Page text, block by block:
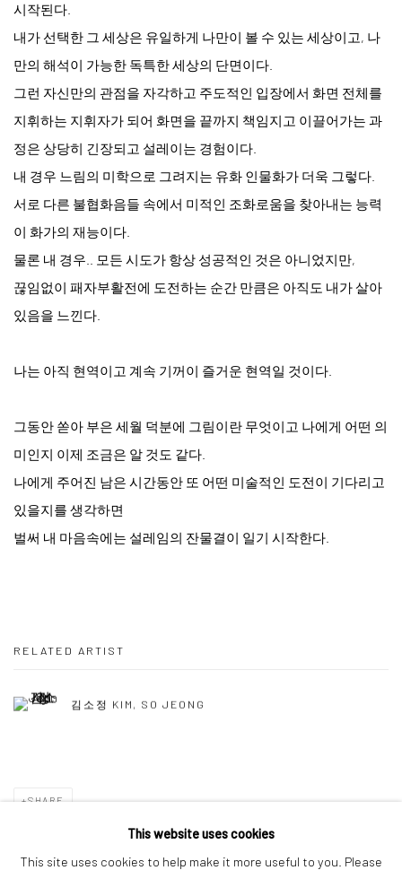
시작된다.
내가 선택한 그 세상은 유일하게 나만이 볼 수 있는 세상이고, 나
만의 해석이 가능한 독특한 세상의 단면이다.
그런 자신만의 관점을 자각하고 주도적인 입장에서 화면 전체를
지휘하는 지휘자가 되어 화면을 끝까지 책임지고 이끌어가는 과
정은 상당히 긴장되고 설레이는 경험이다.
내 경우 느림의 미학으로 그려지는 유화 인물화가 더욱 그렇다.
서로 다른 불협화음들 속에서 미적인 조화로움을 찾아내는 능력
이 화가의 재능이다.
물론 내 경우.. 모든 시도가 항상 성공적인 것은 아니었지만,
끊임없이 패자부활전에 도전하는 순간 만큼은 아직도 내가 살아
있음을 느낀다.
나는 아직 현역이고 계속 기꺼이 즐거운 현역일 것이다.
그동안 쏟아 부은 세월 덕분에 그림이란 무엇이고 나에게 어떤 의
미인지 이제 조금은 알 것도 같다.
나에게 주어진 남은 시간동안 또 어떤 미술적인 도전이 기다리고
있을지를 생각하면
벌써 내 마음속에는 설레임의 잔물결이 일기 시작한다.
RELATED ARTIST
김소정 KIM, SO JEONG
SHARE
This website uses cookies
This site uses cookies to help make it more useful to you. Please